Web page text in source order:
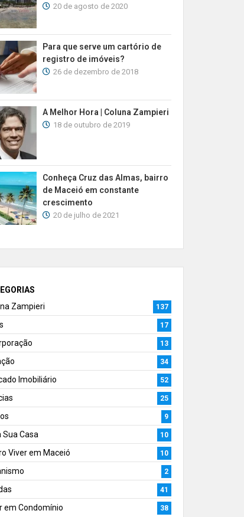
20 de agosto de 2020
Para que serve um cartório de
registro de imóveis?
26 de dezembro de 2018
A Melhor Hora | Coluna Zampieri
18 de outubro de 2019
Conheça Cruz das Almas, bairro
de Maceió em constante
crescimento
20 de julho de 2021
Zampieri
137
17
13
34
Imobiliário 52
25
9
Sua Casa 10
Viver em Maceió 10
2
41
em Condomínio 38